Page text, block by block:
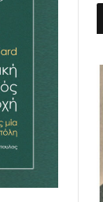
Ο
Σβέτοζαρ